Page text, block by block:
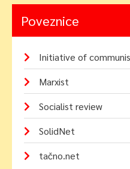
Poveznice
Initiative of
Marxist
Socialist review
SolidNet
tačno.net